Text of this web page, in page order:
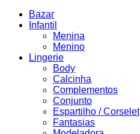
Bazar
Infantil
Menina
Menino
Lingerie
Body
Calcinha
Complementos
Conjunto
Espartilho / Corselet
Fantasias